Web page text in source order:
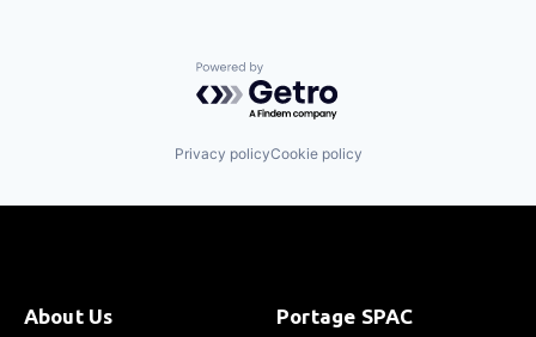
Powered by Getro.com
Privacy policyCookie policy
About Us Portage SPAC